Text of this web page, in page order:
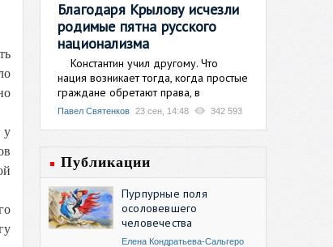
у
Благодаря Крылову исчезли
родимые пятна русского
национализма
Константин учил другому. Что
нация возникает тогда, когда простые
граждане обретают права, в
Павел Святенков 23 сен, 14:48 342 593
Публикации
Пурпурные поля
осоловевшего
человечества
Елена Кондратьева-Сальгеро